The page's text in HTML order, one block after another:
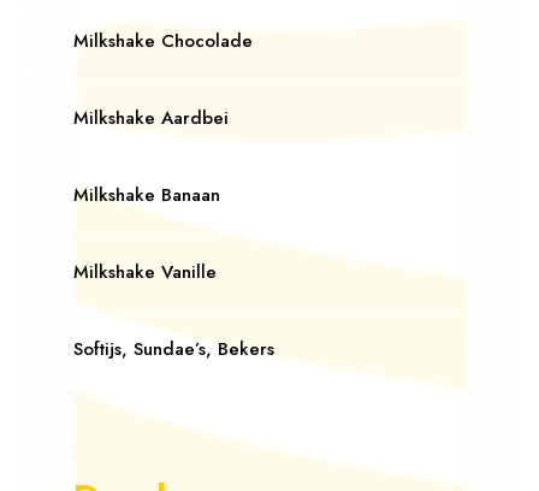
Milkshake Chocolade
Milkshake Aardbei
Milkshake Banaan
Milkshake Vanille
Softijs, Sundae’s, Bekers